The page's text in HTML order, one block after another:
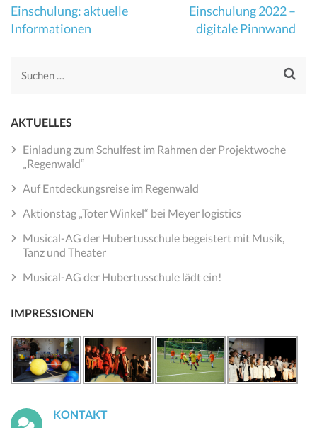
Beitragsnavigation
Einschulung: aktuelle
Informationen
Einschulung 2022 –
digitale Pinnwand
Suchen
AKTUELLES
Einladung zum Schulfest im Rahmen der Projektwoche
„Regenwald“
Auf Entdeckungsreise im Regenwald
Aktionstag „Toter Winkel“ bei Meyer logistics
Musical-AG der Hubertusschule begeistert mit Musik,
Tanz und Theater
Musical-AG der Hubertusschule lädt ein!
IMPRESSIONEN
KONTAKT